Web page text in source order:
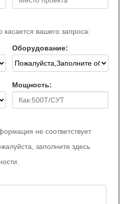
касается вашего запроса:
Оборудование:
Мощность:
не соответствует
заполните здесь